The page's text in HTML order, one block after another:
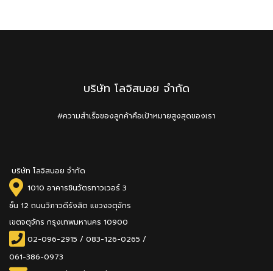
บริษัท โลจิสบอย จำกัด
#ความสำเร็จของลูกค้าคือเป้าหมายสูงสุดของเรา
บริษัท โลจิสบอย จำกัด
1010 อาคารชินวัตรทาวเวอร์ 3
ชั้น 12 ถนนวิภาวดีรังสิต แขวงจตุจักร
เขตจตุจักร กรุงเทพมหานคร 10900
02-096-2915/083-126-0265 /
061-386-0973